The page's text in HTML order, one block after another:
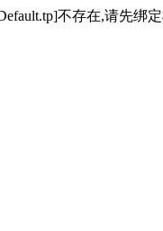
不存在,请先绑